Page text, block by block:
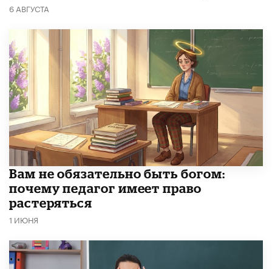
6 АВГУСТА
​Вам не обязательно быть богом:
почему педагог имеет право
растеряться
1 ИЮНЯ